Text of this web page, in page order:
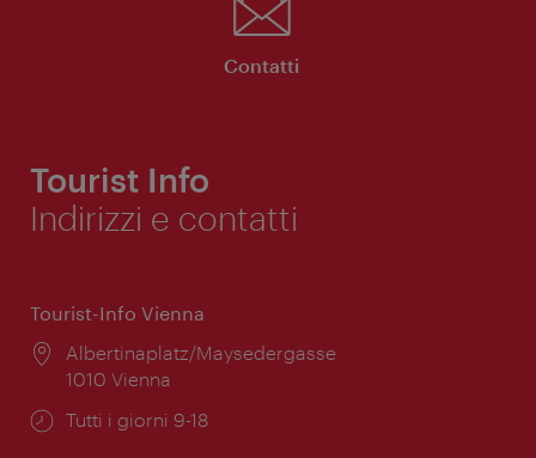
Contatti
Tourist Info
Indirizzi e contatti
Tourist-Info Vienna
Posizione:
Albertinaplatz/Maysedergasse
1010 Vienna
Orari
Tutti i giorni 9-18